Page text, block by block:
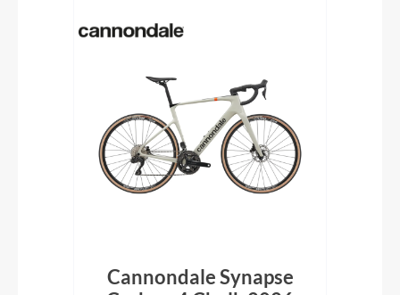
Cannondale Synapse